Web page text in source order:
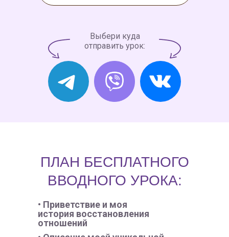
Выбери куда
отправить урок:
ПЛАН БЕСПЛАТНОГО
ВВОДНОГО УРОКА:
• Приветствие и моя
история восстановления
отношений